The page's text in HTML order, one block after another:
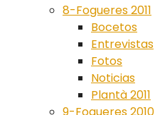
8-Fogueres 2011
Bocetos
Entrevistas
Fotos
Noticias
Plantà 2011